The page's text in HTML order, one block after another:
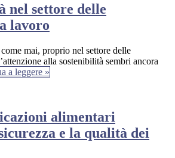
nel settore delle
lavoro
mai, proprio nel settore delle
alla sostenibilità sembri ancora
a leggere »
alimentari
e la qualità dei